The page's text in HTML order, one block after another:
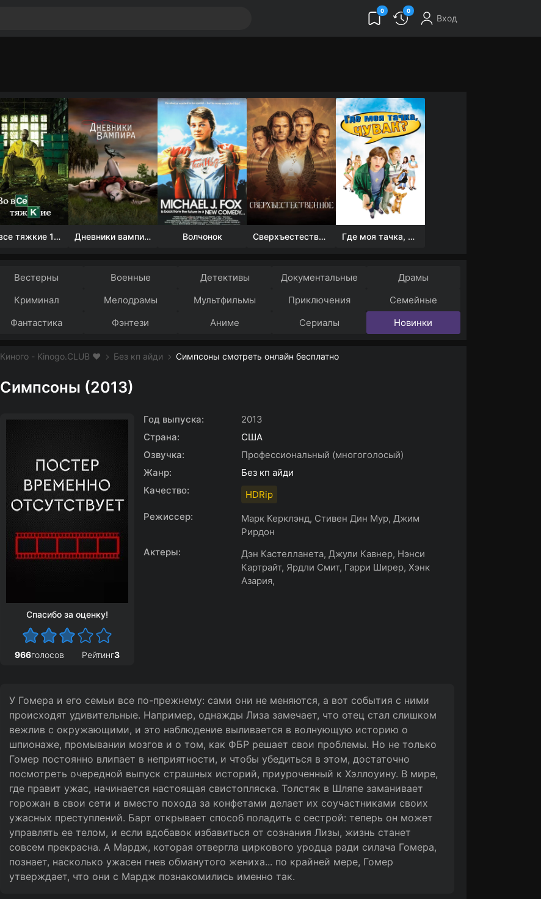
0 0
Вход
Во все тяжкие 1-5 сезон Дневники вампира (4 сезон) Волчонок Сверхъестественное Где моя тачка, чувак?
Вестерны Военные Детективы Документальные
Драмы
Криминал Мелодрамы Мультфильмы Приключения
Семейные
Фантастика Фэнтези Аниме Сериалы Новинки
Киного - Kinogo.CLUB ❤️ Без кп айди Симпсоны смотреть онлайн бесплатно
Симпсоны (2013)
Спасибо за оценку!
966голосов Рейтинг3
Год выпуска:
2013
Страна:
США
Озвучка:
Профессиональный (многоголосый)
Жанр:
Без кп айди
Качество:
HDRip
Режиссер:
Марк Керклэнд, Стивен Дин Мур, Джим
Рирдон
Актеры:
Дэн Кастелланета, Джули Кавнер, Нэнси
Картрайт, Ярдли Смит, Гарри Ширер, Хэнк
Азария,
У Гомера и его семьи все по-прежнему: сами они не меняются, а вот события с ними
происходят удивительные. Например, однажды Лиза замечает, что отец стал слишком
вежлив с окружающими, и это наблюдение выливается в волнующую историю о
шпионаже, промывании мозгов и о том, как ФБР решает свои проблемы. Но не только
Гомер постоянно влипает в неприятности, и чтобы убедиться в этом, достаточно
посмотреть очередной выпуск страшных историй, приуроченный к Хэллоуину. В мире,
где правит ужас, начинается настоящая свистопляска. Толстяк в Шляпе заманивает
горожан в свои сети и вместо похода за конфетами делает их соучастниками своих
ужасных преступлений. Барт открывает способ поладить с сестрой: теперь он может
управлять ее телом, и если вдобавок избавиться от сознания Лизы, жизнь станет
совсем прекрасна. А Мардж, которая отвергла циркового уродца ради силача Гомера,
познает, насколько ужасен гнев обманутого жениха... по крайней мере, Гомер
утверждает, что они с Мардж познакомились именно так.